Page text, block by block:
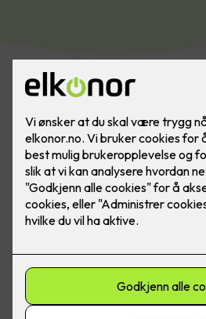
Mange håndverkere kan ha en